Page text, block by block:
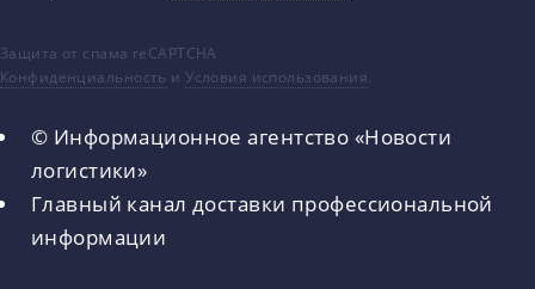
Защита от спама reCAPTCHA
Конфиденциальность иУсловия использования.
© Информационное агентство «Новости
логистики»
Главный канал доставки профессиональной
информации